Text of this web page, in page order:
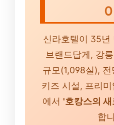
신라호텔이 35년
브랜드답게, 강
규모(1,098실),
키즈 시설, 프리
에서 '호캉스의
합